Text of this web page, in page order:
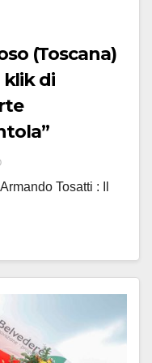
(Toscana)
klik di
Tosatti : Il